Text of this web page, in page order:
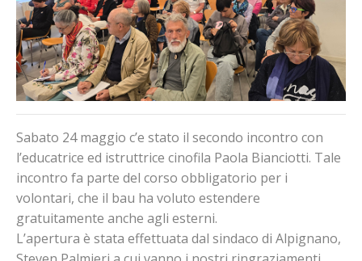
Sabato 24 maggio c’e stato il secondo incontro con
l’educatrice ed istruttrice cinofila Paola Bianciotti. Tale
incontro fa parte del corso obbligatorio per i
volontari, che il bau ha voluto estendere
gratuitamente anche agli esterni.
L’apertura è stata effettuata dal sindaco di Alpignano,